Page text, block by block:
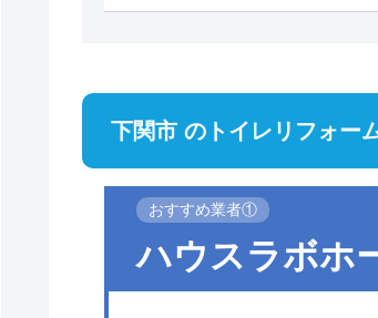
下関市 のトイレリフォー
おすすめ業者①
ハウスラボホ